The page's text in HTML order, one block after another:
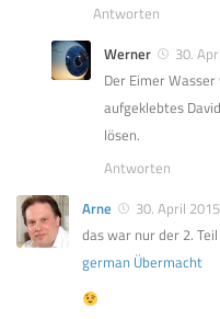
Antworten
Werner
30.
Der Eimer
aufgeklebtes
lösen.
Antworten
Arne
30. April
das war nur der 2.
german Übermacht